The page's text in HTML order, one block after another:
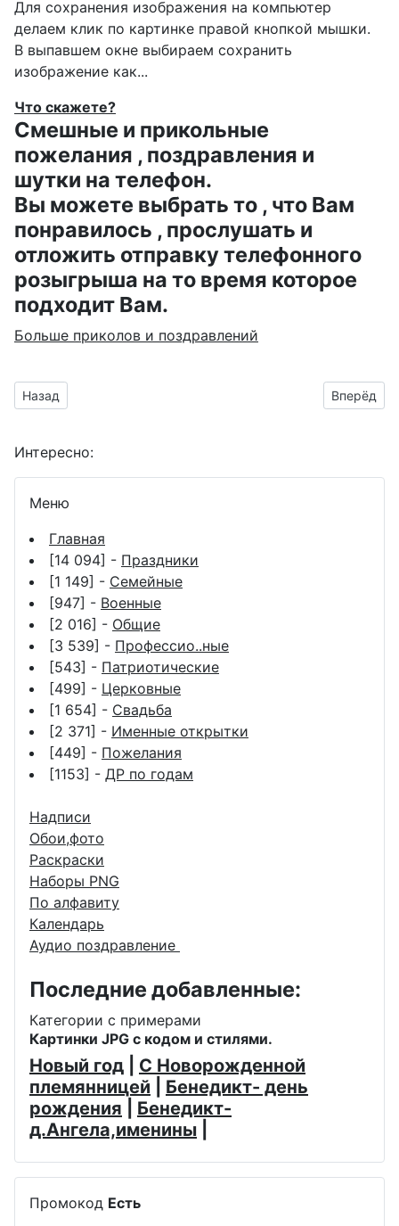
Для сохранения изображения на компьютер
делаем клик по картинке правой кнопкой мышки.
В выпавшем окне выбираем сохранить
изображение как...
Что скажете?
Смешные и прикольные
пожелания , поздравления и
шутки на телефон.
Вы можете выбрать то , что Вам
понравилось , прослушать и
отложить отправку телефонного
розыгрыша на то время которое
подходит Вам.
Больше приколов и поздравлений
Предыдущий материал: открытка со стихами для
Назад Вперёд
Интересно:
Меню
Главная
[14 094] - Праздники
[1 149] - Семейные
[947] - Военные
[2 016] - Общие
[3 539] - Профессио..ные
[543] - Патриотические
[499] - Церковные
[1 654] - Свадьба
[2 371] - Именные открытки
[449] - Пожелания
[1153] - ДР по годам
Надписи
Обои,фото
Раскраски
Наборы PNG
По алфавиту
Календарь
Аудио поздравление
Последние добавленные:
Категории с примерами
Картинки JPG с кодом и стилями.
Новый год
С Новорожденной
племянницей
Бенедикт- день
рождения
Бенедикт-
д.Ангела,именины
Промокод Есть